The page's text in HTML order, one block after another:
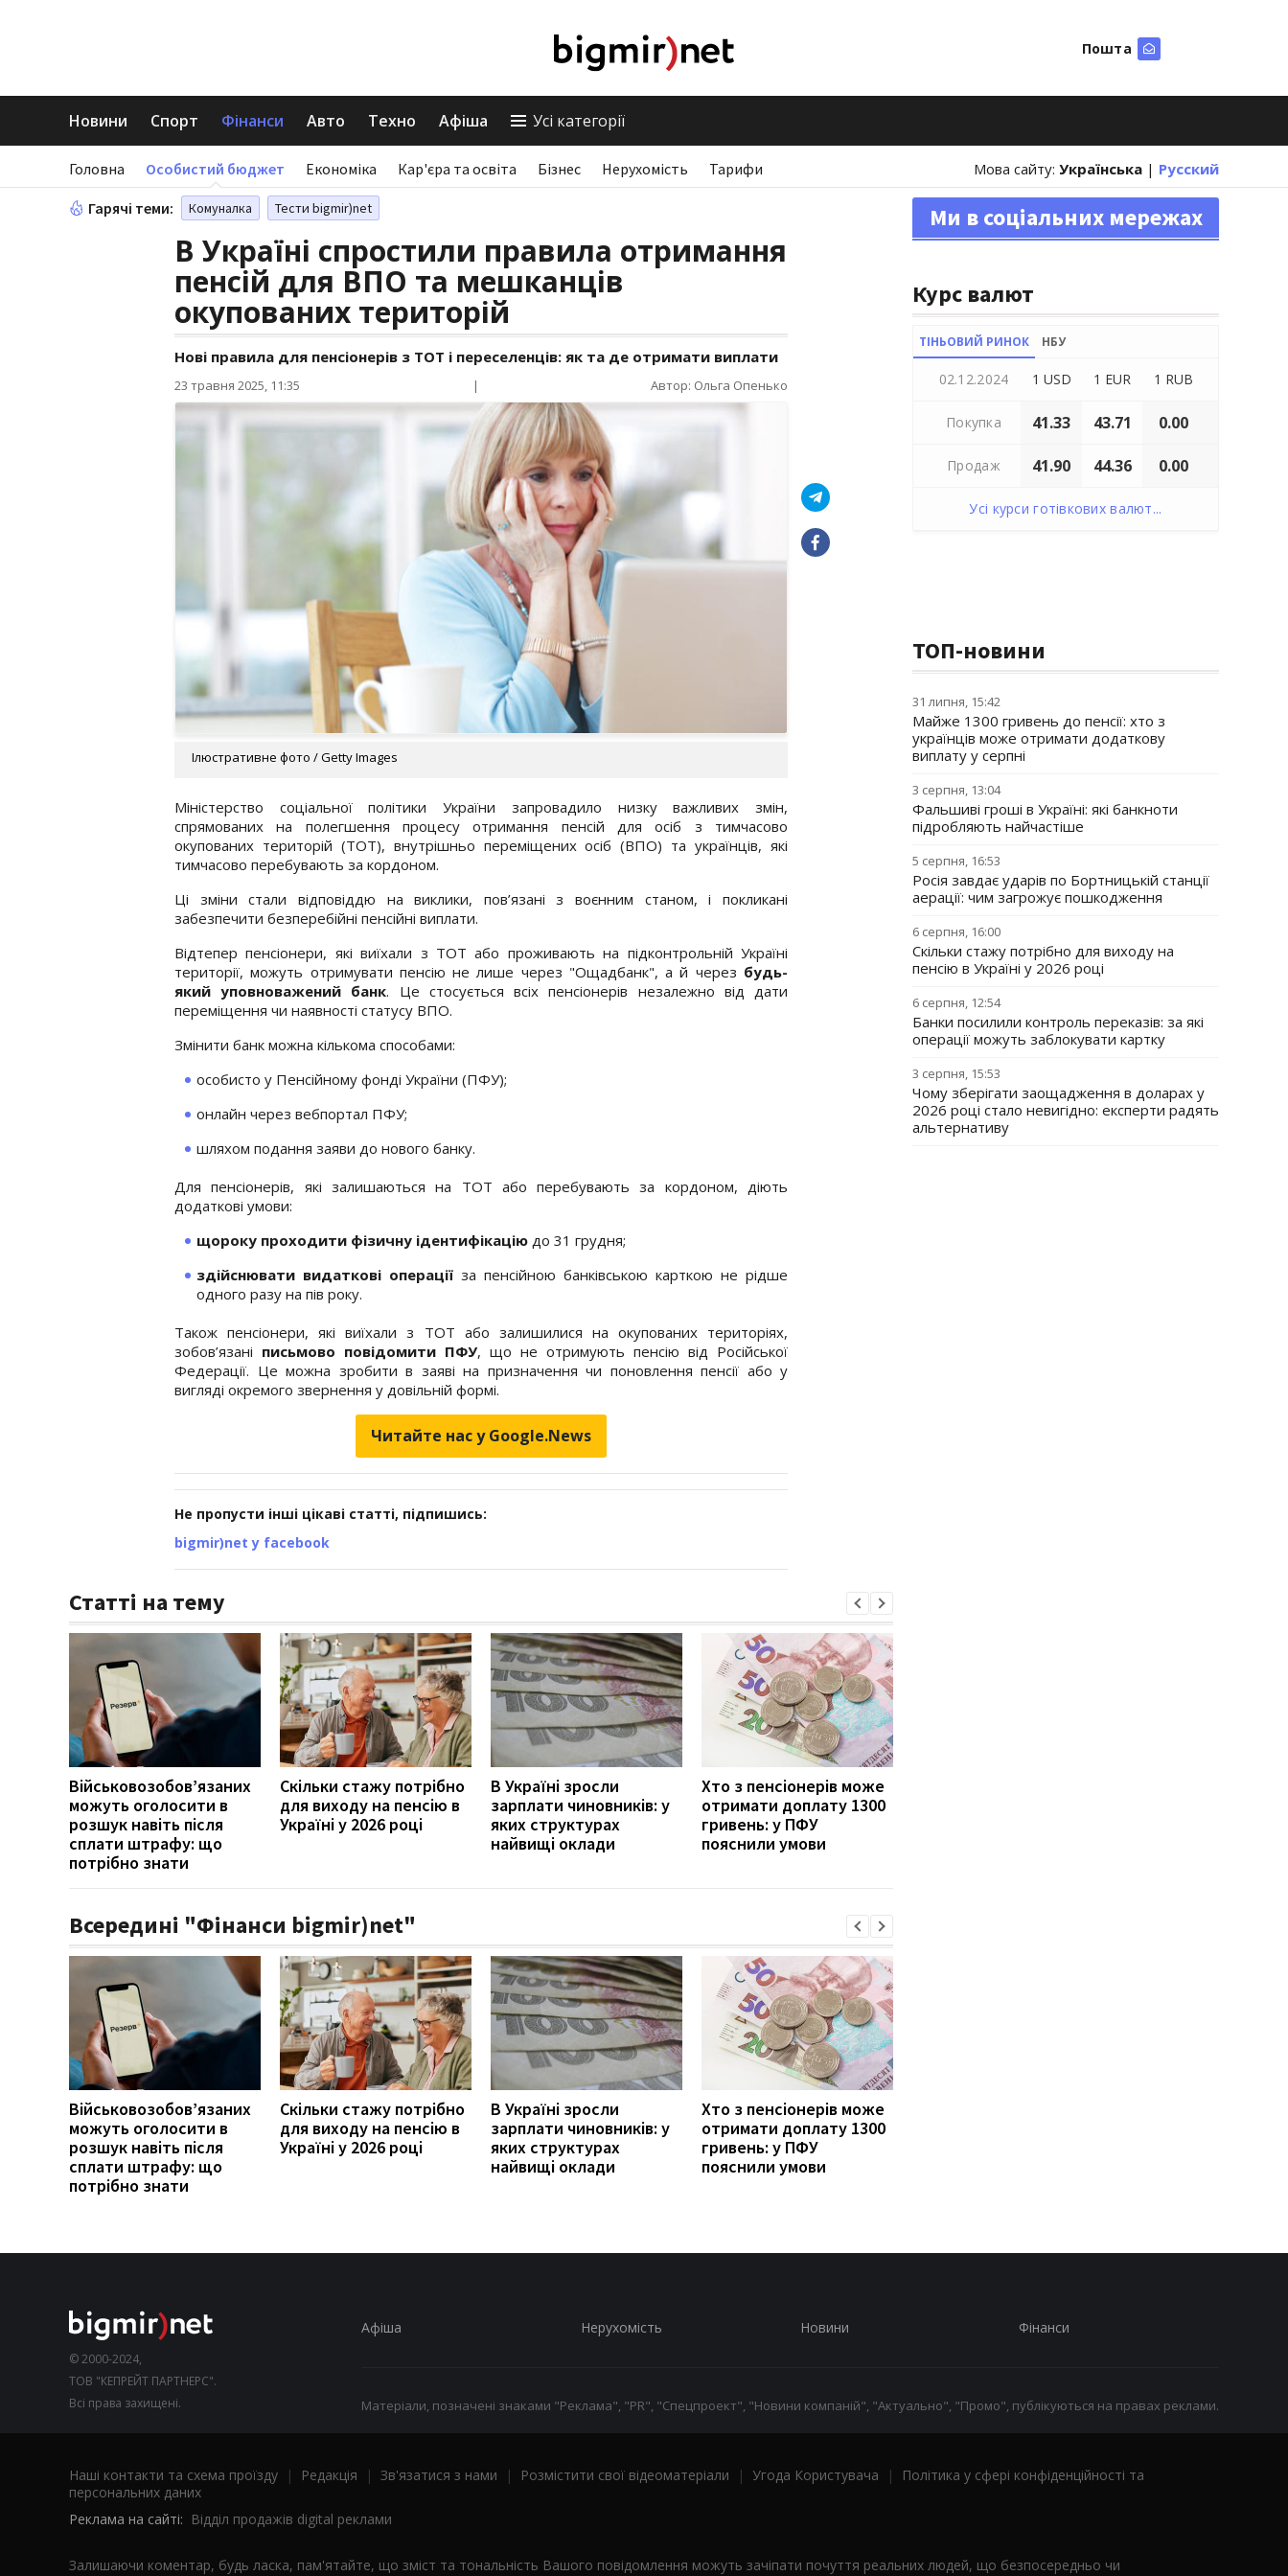
Пошта
Новини Спорт Фінанси Авто Техно Афіша Усі категорії
Головна Особистий бюджет Економіка Кар'єра та освіта Бізнес Нерухомість Тарифи Мова сайту: Українська | Русский
Гарячі теми: Комуналка Тести bigmir)net
В Україні спростили правила отримання
пенсій для ВПО та мешканців
окупованих територій
Нові правила для пенсіонерів з ТОТ і переселенців: як та де отримати виплати
23 травня 2025, 11:35 | Автор: Ольга Опенько
Ілюстративне фото / Getty Images
Міністерство соціальної політики України запровадило низку важливих змін,
спрямованих на полегшення процесу отримання пенсій для осіб з тимчасово
окупованих територій (ТОТ), внутрішньо переміщених осіб (ВПО) та українців, які
тимчасово перебувають за кордоном.
Ці зміни стали відповіддю на виклики, пов’язані з воєнним станом, і покликані
забезпечити безперебійні пенсійні виплати.
Відтепер пенсіонери, які виїхали з ТОТ або проживають на підконтрольній Україні
території, можуть отримувати пенсію не лише через "Ощадбанк", а й через будь-
який уповноважений банк. Це стосується всіх пенсіонерів незалежно від дати
переміщення чи наявності статусу ВПО.
Змінити банк можна кількома способами:
особисто у Пенсійному фонді України (ПФУ);
онлайн через вебпортал ПФУ;
шляхом подання заяви до нового банку.
Для пенсіонерів, які залишаються на ТОТ або перебувають за кордоном, діють
додаткові умови:
щороку проходити фізичну ідентифікацію до 31 грудня;
здійснювати видаткові операції за пенсійною банківською карткою не рідше
одного разу на пів року.
Також пенсіонери, які виїхали з ТОТ або залишилися на окупованих територіях,
зобов’язані письмово повідомити ПФУ, що не отримують пенсію від Російської
Федерації. Це можна зробити в заяві на призначення чи поновлення пенсії або у
вигляді окремого звернення у довільній формі.
Читайте нас у Google.News
Не пропусти інші цікаві статті, підпишись:
bigmir)net у facebook
Статті на тему
Військовозобов’язаних
можуть оголосити в
розшук навіть після
сплати штрафу: що
потрібно знати
Скільки стажу потрібно
для виходу на пенсію в
Україні у 2026 році
В Україні зросли
зарплати чиновників: у
яких структурах
найвищі оклади
Хто з пенсіонерів може
отримати доплату 1300
гривень: у ПФУ
пояснили умови
Всередині "Фінанси bigmir)net"
Військовозобов’язаних
можуть оголосити в
розшук навіть після
сплати штрафу: що
потрібно знати
Скільки стажу потрібно
для виходу на пенсію в
Україні у 2026 році
В Україні зросли
зарплати чиновників: у
яких структурах
найвищі оклади
Хто з пенсіонерів може
отримати доплату 1300
гривень: у ПФУ
пояснили умови
Ми в соціальних мережах
Курс валют
ТІНЬОВИЙ РИНОК НБУ
02.12.2024 1 USD 1 EUR 1 RUB
Покупка 41.33 43.71 0.00
Продаж 41.90 44.36 0.00
Усі курси готівкових валют...
ТОП-новини
31 липня, 15:42
Майже 1300 гривень до пенсії: хто з
українців може отримати додаткову
виплату у серпні
3 серпня, 13:04
Фальшиві гроші в Україні: які банкноти
підробляють найчастіше
5 серпня, 16:53
Росія завдає ударів по Бортницькій станції
аерації: чим загрожує пошкодження
6 серпня, 16:00
Скільки стажу потрібно для виходу на
пенсію в Україні у 2026 році
6 серпня, 12:54
Банки посилили контроль переказів: за які
операції можуть заблокувати картку
3 серпня, 15:53
Чому зберігати заощадження в доларах у
2026 році стало невигідно: експерти радять
альтернативу
© 2000-2024,
ТОВ "КЕПРЕЙТ ПАРТНЕРС".
Всі права захищені.
Афіша Нерухомість Новини Фінанси
Матеріали, позначені знаками "Реклама", "PR", "Спецпроект", "Новини компаній", "Актуально", "Промо", публікуються на правах реклами.
Наші контакти та схема проїзду | Редакція | Зв'язатися з нами | Розмістити свої відеоматеріали | Угода Користувача |
Політика у сфері конфіденційності та
персональних даних
Реклама на сайті: Відділ продажів digital реклами
Залишаючи коментар, будь ласка, пам'ятайте, що зміст та тональність Вашого повідомлення можуть зачіпати почуття реальних людей, що безпосередньо чи